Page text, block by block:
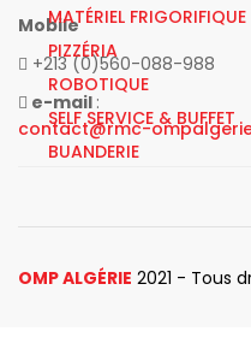
MATÉRIEL FRIGORIFIQUE
PIZZÉRIA
ROBOTIQUE
SELF SERVICE & BUFFET
BUANDERIE
Mobile
+213 (0)560-088-988
e-mail :
contact@rmc-
OMP ALGÉRIE 2021 - Tous